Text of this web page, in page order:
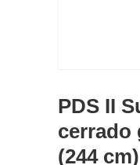
PDS II
cerrado
(244